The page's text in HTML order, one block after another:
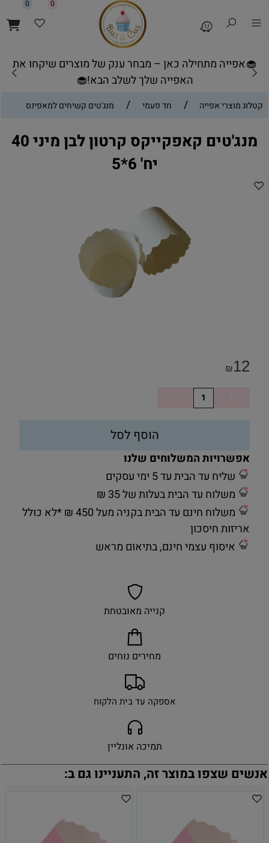
🧁אפייה מתחילה כאן – מבחר ענק של מוצרים שיקחו את
האפייה שלך לשלב הבא!🧁
0 0
קטלוג מוצרי אפייה / חד פעמי / מנג'טים קשיחים למאפינס
מנג'טים קאפקייקס קרטון לבן מיני 40
יח' 6*5
₪12
הוסף לסל
אפשרויות המשלוחים שלנו
שליח עד הבית עד 5 ימי עסקים
משלוח עד הבית בעלות של 35 ₪
משלוח חינם עד הבית בקניה מעל 450 ₪ *לא כולל
אריזות חיסכון
איסוף עצמי חינם, בתיאום מראש
קנייה מאובטחת
מחירים נוחים
אספקה עד בית הלקוח
תמיכה אונליין
אנשים שצפו במוצר זה, התעניינו גם ב: